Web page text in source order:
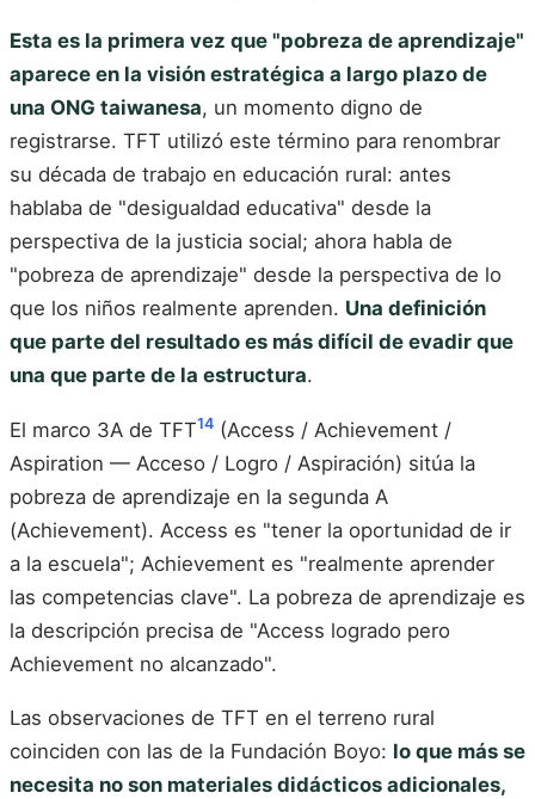
Esta es la primera vez que "pobreza de aprendizaje"
aparece en la visión estratégica a largo plazo de
una ONG taiwanesa, un momento digno de
registrarse. TFT utilizó este término para renombrar
su década de trabajo en educación rural: antes
hablaba de "desigualdad educativa" desde la
perspectiva de la justicia social; ahora habla de
"pobreza de aprendizaje" desde la perspectiva de lo
que los niños realmente aprenden. Una definición
que parte del resultado es más difícil de evadir que
una que parte de la estructura.
El marco 3A de TFT14 (Access / Achievement /
Aspiration — Acceso / Logro / Aspiración) sitúa la
pobreza de aprendizaje en la segunda A
(Achievement). Access es "tener la oportunidad de ir
a la escuela"; Achievement es "realmente aprender
las competencias clave". La pobreza de aprendizaje es
la descripción precisa de "Access logrado pero
Achievement no alcanzado".
Las observaciones de TFT en el terreno rural
coinciden con las de la Fundación Boyo: lo que más se
necesita no son materiales didácticos adicionales,